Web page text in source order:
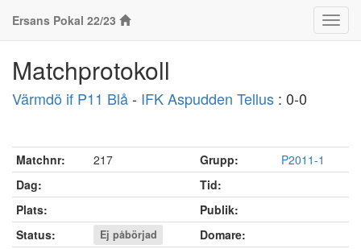
Ersans Pokal 22/23
Matchprotokoll
Värmdö if P11 Blå- IFK Aspudden Tellus : 0-0
Matchnr: 217 Grupp:
P2011-1
Dag:
Tid:
Plats:
Publik:
Status:
Ej påbörjad
Domare: